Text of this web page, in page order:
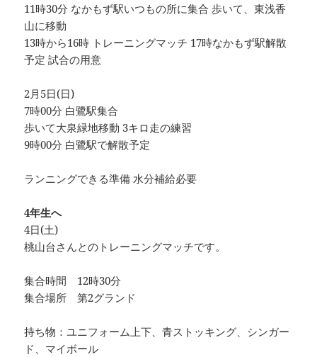
11時30分 なかもず駅いつもの所に集合 歩いて、東浅香
山に移動
13時から16時 トレーニングマッチ 17時なかもず駅解散
予定 試合の用意
2月5日(日)
7時00分 白鷺駅集合
歩いて大泉緑地移動 3キロ走の練習
9時00分 白鷺駅で解散予定
ランニングできる準備 水分補給必要
4年生へ
4日(土)
桃山台さんとのトレーニングマッチです。
集合時間 12時30分
集合場所 第2グランド
持ち物：ユニフォーム上下、青ストッキング、シンガー
ド、マイボール